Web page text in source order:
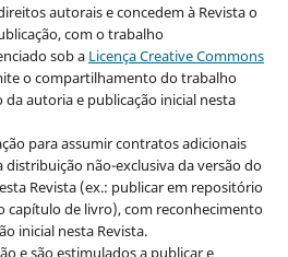
autorais e concedem à Revista o
com o trabalho
sob a Licença Creative Commons
o compartilhamento do trabalho
autoria e publicação inicial nesta
para assumir contratos adicionais
distribuição não-exclusiva da versão do
Revista (ex.: publicar em repositório
capítulo de livro), com reconhecimento
inicial nesta Revista.
e são estimulados a publicar e